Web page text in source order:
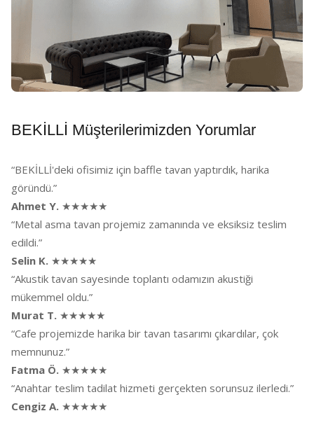
BEKİLLİ Müşterilerimizden Yorumlar
“BEKİLLİ'deki ofisimiz için baffle tavan yaptırdık, harika
göründü.”
Ahmet Y. ★★★★★
“Metal asma tavan projemiz zamanında ve eksiksiz teslim
edildi.”
Selin K. ★★★★★
“Akustik tavan sayesinde toplantı odamızın akustiği
mükemmel oldu.”
Murat T. ★★★★★
“Cafe projemizde harika bir tavan tasarımı çıkardılar, çok
memnunuz.”
Fatma Ö. ★★★★★
“Anahtar teslim tadilat hizmeti gerçekten sorunsuz ilerledi.”
Cengiz A. ★★★★★